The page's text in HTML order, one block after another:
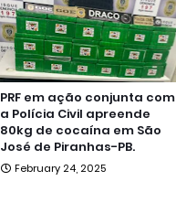
PRF em ação conjunta com
a Polícia Civil apreende
80kg de cocaína em São
José de Piranhas-PB.
February 24, 2025